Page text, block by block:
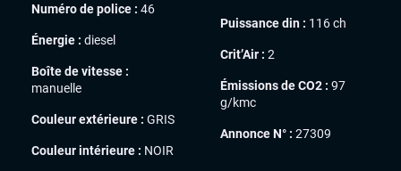
Numéro de police : 46
Énergie : diesel
Boîte de vitesse :
manuelle
Couleur extérieure : GRIS
Couleur intérieure : NOIR
Puissance din : 116 ch
Crit’Air : 2
Émissions de CO2 : 97
g/kmc
Annonce N° : 27309